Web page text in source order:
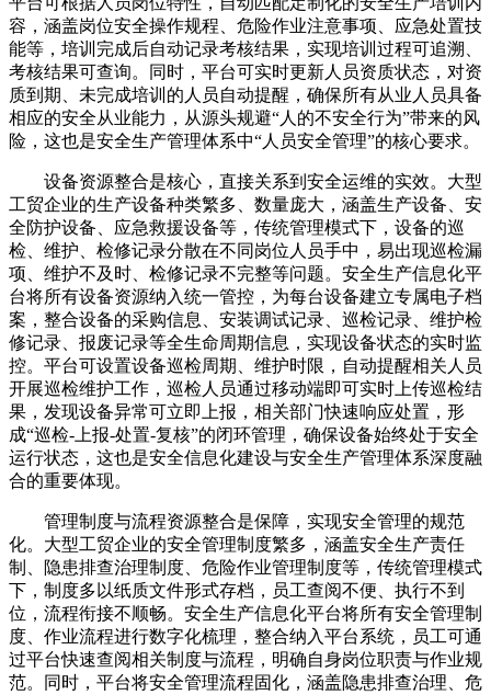
容，涵盖岗位安全操作规程、危险作业注意事项、应急处置技
能等，培训完成后自动记录考核结果，实现培训过程可追溯、
考核结果可查询。同时，平台可实时更新人员资质状态，对资
质到期、未完成培训的人员自动提醒，确保所有从业人员具备
相应的安全从业能力，从源头规避“人的不安全行为”带来的风
险，这也是安全生产管理体系中“人员安全管理”的核心要求。
设备资源整合是核心，直接关系到安全运维的实效。大型
工贸企业的生产设备种类繁多、数量庞大，涵盖生产设备、安
全防护设备、应急救援设备等，传统管理模式下，设备的巡
检、维护、检修记录分散在不同岗位人员手中，易出现巡检漏
项、维护不及时、检修记录不完整等问题。安全生产信息化平
台将所有设备资源纳入统一管控，为每台设备建立专属电子档
案，整合设备的采购信息、安装调试记录、巡检记录、维护检
修记录、报废记录等全生命周期信息，实现设备状态的实时监
控。平台可设置设备巡检周期、维护时限，自动提醒相关人员
开展巡检维护工作，巡检人员通过移动端即可实时上传巡检结
果，发现设备异常可立即上报，相关部门快速响应处置，形
成“巡检-上报-处置-复核”的闭环管理，确保设备始终处于安全
运行状态，这也是安全信息化建设与安全生产管理体系深度融
合的重要体现。
管理制度与流程资源整合是保障，实现安全管理的规范
化。大型工贸企业的安全管理制度繁多，涵盖安全生产责任
制、隐患排查治理制度、危险作业管理制度等，传统管理模式
下，制度多以纸质文件形式存档，员工查阅不便、执行不到
位，流程衔接不顺畅。安全生产信息化平台将所有安全管理制
度、作业流程进行数字化梳理，整合纳入平台系统，员工可通
过平台快速查阅相关制度与流程，明确自身岗位职责与作业规
范。同时，平台将安全管理流程固化，涵盖隐患排查治理、危